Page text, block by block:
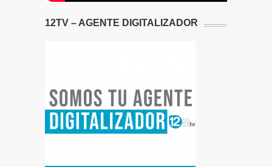
12TV – AGENTE DIGITALIZADOR